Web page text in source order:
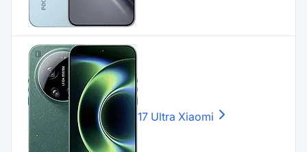
17 Ultra Xiaomi